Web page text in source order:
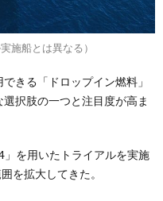
施船とは異なる）
きる「ドロップイン燃料」
択肢の一つと注目度が高ま
を用いたトライアルを実施
を拡大してきた。